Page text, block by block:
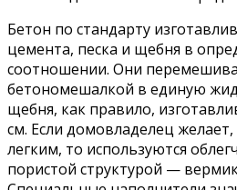
Бетон по стандарту
цемента, песка и щебня в
соотношении. Они
бетономешалкой в единую
щебня, как правило,
см. Если домовладелец
легким, то используются
пористой структурой —